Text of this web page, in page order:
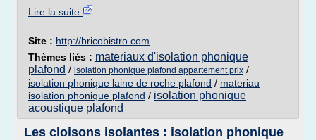
Lire la suite
Site : http://bricobistro.com
Thèmes liés : materiaux d'isolation phonique
plafond / isolation phonique plafond appartement prix /
isolation phonique laine de roche plafond / materiau
isolation phonique plafond / isolation phonique
acoustique plafond
Les cloisons isolantes : isolation phonique